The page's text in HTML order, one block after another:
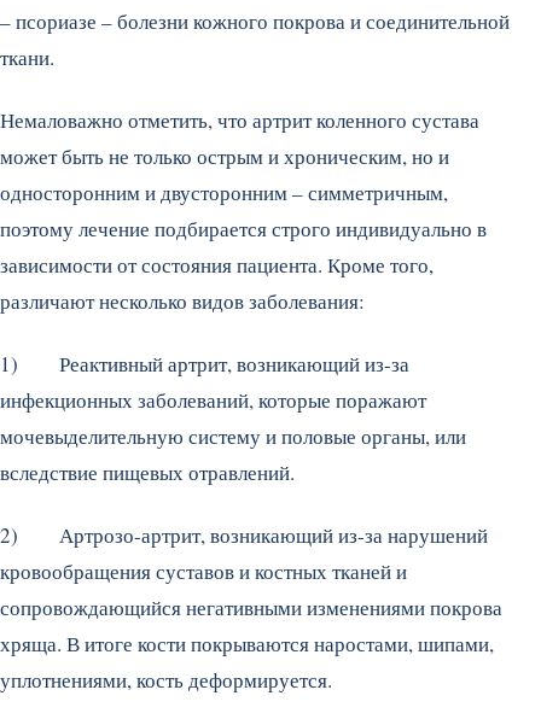
– псориазе – болезни кожного покрова и соединительной
ткани.
Немаловажно отметить, что артрит коленного сустава
может быть не только острым и хроническим, но и
односторонним и двусторонним – симметричным,
поэтому лечение подбирается строго индивидуально в
зависимости от состояния пациента. Кроме того,
различают несколько видов заболевания:
1) Реактивный артрит, возникающий из-за
инфекционных заболеваний, которые поражают
мочевыделительную систему и половые органы, или
вследствие пищевых отравлений.
2) Артрозо-артрит, возникающий из-за нарушений
кровообращения суставов и костных тканей и
сопровождающийся негативными изменениями покрова
хряща. В итоге кости покрываются наростами, шипами,
уплотнениями, кость деформируется.